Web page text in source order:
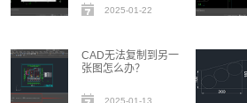
2025-01-22
CAD无法复制到另一
张图怎么办？
2025-01-13